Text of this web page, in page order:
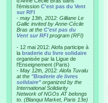
l'émission C'est pas du Vent
sur RFI
- may 13th, 2012: Gilliane Le
Gallic invited by Anne-Cécile
Bras at the C'est pas du
Vent sur RFI program (RFI)
- 12 mai 2012: Alofa participe à
la braderie du livre solidaire
organisée par la Ligue de
l'Enseignement (Paris)
- May 12th, 2012: Alofa Tuvalu
at the "Braderie de livres
solidaire"organized by the
International Solidarity
Network of NGOs AT belongs
to. (Blanqui Market, Paris 13e)